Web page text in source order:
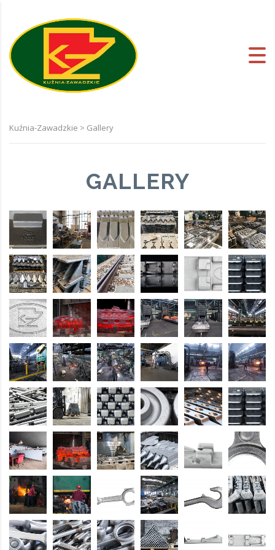
Kuźnia-Zawadzkie > Gallery
GALLERY